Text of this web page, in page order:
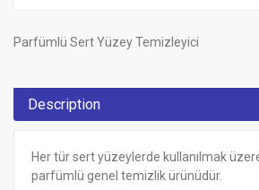
Parfümlü Sert Yüzey Temizleyici
Description
Her tür sert yüzeylerde kullanılmak
parfümlü genel temizlik ürünüdür.